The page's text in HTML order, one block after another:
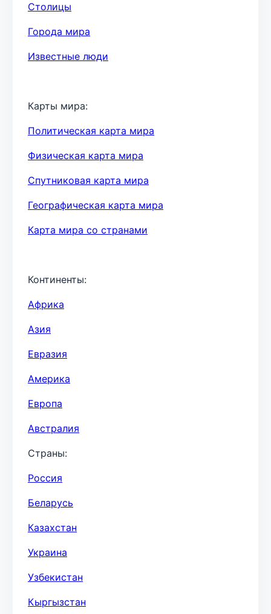
Столицы
Города мира
Известные люди
Карты мира:
Политическая карта мира
Физическая карта мира
Спутниковая карта мира
Географическая карта мира
Карта мира со странами
Континенты:
Африка
Азия
Евразия
Америка
Европа
Австралия
Страны:
Россия
Беларусь
Казахстан
Украина
Узбекистан
Кыргызстан